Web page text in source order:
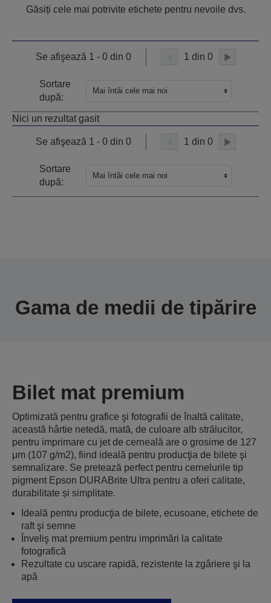
Găsiți cele mai potrivite etichete pentru nevoile dvs.
Se afişează 1 - 0 din 0 1 din 0
Sortare
după:
Mai întâi cele mai noi
Nici un rezultat gasit
Se afişează 1 - 0 din 0 1 din 0
Sortare
după:
Mai întâi cele mai noi
Gama de medii de tipărire
Bilet mat premium
Optimizată pentru grafice şi fotografii de înaltă calitate,
această hârtie netedă, mată, de culoare alb strălucitor,
pentru imprimare cu jet de cerneală are o grosime de 127
μm (107 g/m2), fiind ideală pentru producţia de bilete şi
semnalizare. Se pretează perfect pentru cernelurile tip
pigment Epson DURABrite Ultra pentru a oferi calitate,
durabilitate și simplitate.
Ideală pentru producţia de bilete, ecusoane, etichete de
raft şi semne
Înveliş mat premium pentru imprimări la calitate
fotografică
Rezultate cu uscare rapidă, rezistente la zgâriere şi la
apă